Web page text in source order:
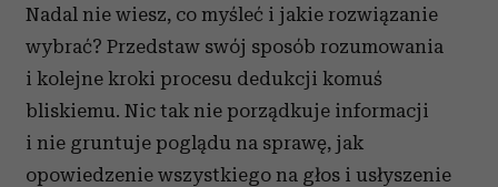
Nadal nie wiesz, co myśleć i jakie rozwiązanie
wybrać? Przedstaw swój sposób rozumowania
i kolejne kroki procesu dedukcji komuś
bliskiemu. Nic tak nie porządkuje informacji
i nie gruntuje poglądu na sprawę, jak
opowiedzenie wszystkiego na głos i usłyszenie